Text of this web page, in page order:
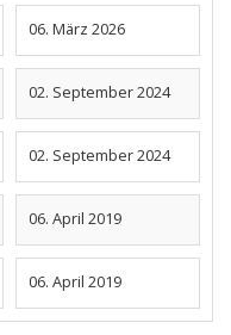
06. März 2026
02. September 2024
02. September 2024
06. April 2019
06. April 2019